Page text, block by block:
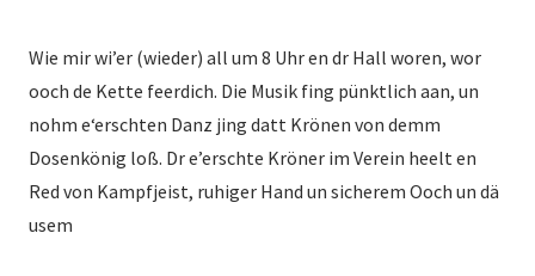
Wie mir wi’er (wieder) all um 8 Uhr en dr Hall woren, wor
ooch de Kette feerdich. Die Musik fing pünktlich aan, un
nohm e‘erschten Danz jing datt Krönen von demm
Dosenkönig loß. Dr e’erschte Kröner im Verein heelt en
Red von Kampfjeist, ruhiger Hand un sicherem Ooch un dä
usem